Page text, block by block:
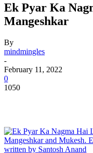
Ek Pyar Ka
Mangeshkar
By
mindmingles
-
February 11, 2022
0
1050